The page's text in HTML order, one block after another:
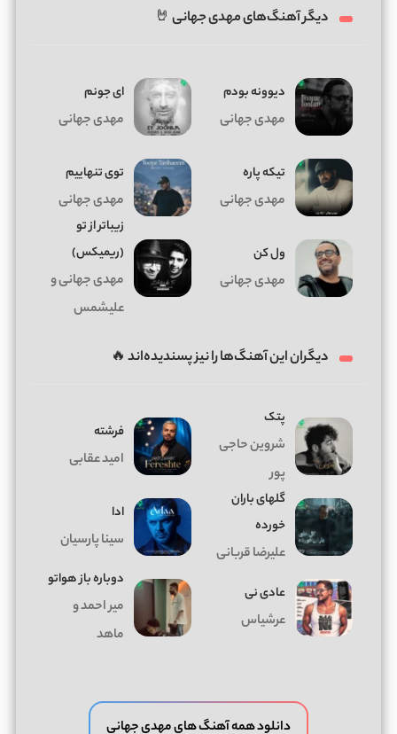
دیگر آهنگ‌های مهدی جهانی 🤘
دیوونه بودم
مهدی جهانی
ای جونم
مهدی جهانی
تیکه پاره
مهدی جهانی
توی تنهاییم
مهدی جهانی
ول کن
مهدی جهانی
زیباتر از تو
(ریمیکس)
مهدی جهانی و
علیشمس
دیگران این آهنگ‌ها را نیز پسندیده‌اند 🔥
پتک
شروین حاجی
پور
فرشته
امید عقابی
گلهای باران
خورده
علیرضا قربانی
ادا
سینا پارسیان
عادی نی
عرشیاس
دوباره باز هواتو
میر احمد و
ماهد
دانلود همه آهنگ های مهدی جهانی